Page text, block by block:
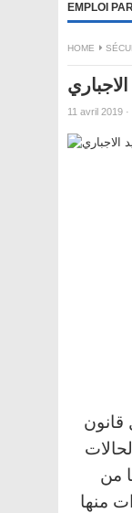
EMPLOI
HOME
11 avril 2019 ·
قانون
من
منها